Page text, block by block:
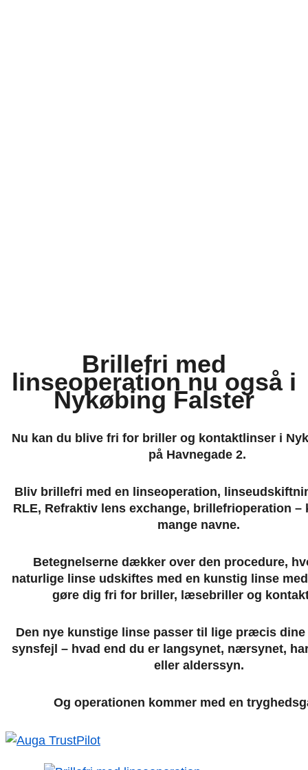
Brillefri med
linseoperation nu også i
Nykøbing Falster
Nu kan du blive fri for briller og kontaktlinser i
på Havnegade 2.
Bliv brillefri med en linseoperation,
RLE, Refraktiv lens exchange, brillefrioperation
mange navne.
Betegnelserne dækker over den procedure,
naturlige linse udskiftes med en kunstig linse
gøre dig fri for briller, læsebriller og
Den nye kunstige linse passer til lige præcis
synsfejl – hvad end du er langsynet, nærsynet,
eller alderssyn.
Og operationen kommer med en